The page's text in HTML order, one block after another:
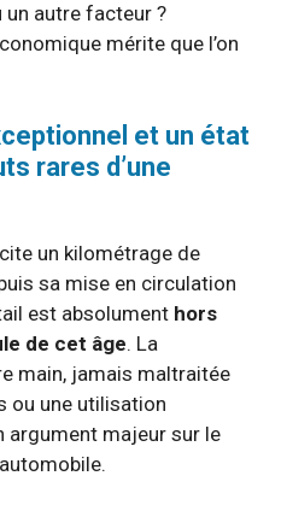
un autre facteur ?
mérite que l’on
et un état
rares d’une
un kilométrage de
sa mise en circulation
est absolument hors
de cet âge. La
main, jamais maltraitée
ou une utilisation
argument majeur sur le